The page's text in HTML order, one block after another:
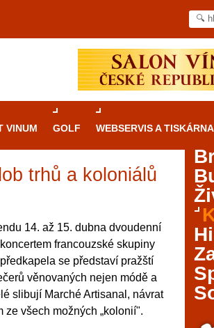
VINUM GOLF WEBSERVIS A TISKÁRNA
trhů a koloniálů
14. až 15. dubna dvoudenní
francouzské skupiny
se představí pražští
věnovaných nejen módě a
slibují Marché Artisanal, návrat
všech možných „kolonií".
hrami v Brně: Od
známým pro zajímavé památky, skvělé
a univerzity. Mimo jiné je ale také
můžete legálně a bezpečně vyzkoušet
hry. V neustále kvetoucí moravské
širokou nabídku her od klasické
automaty jak pro pravidelné